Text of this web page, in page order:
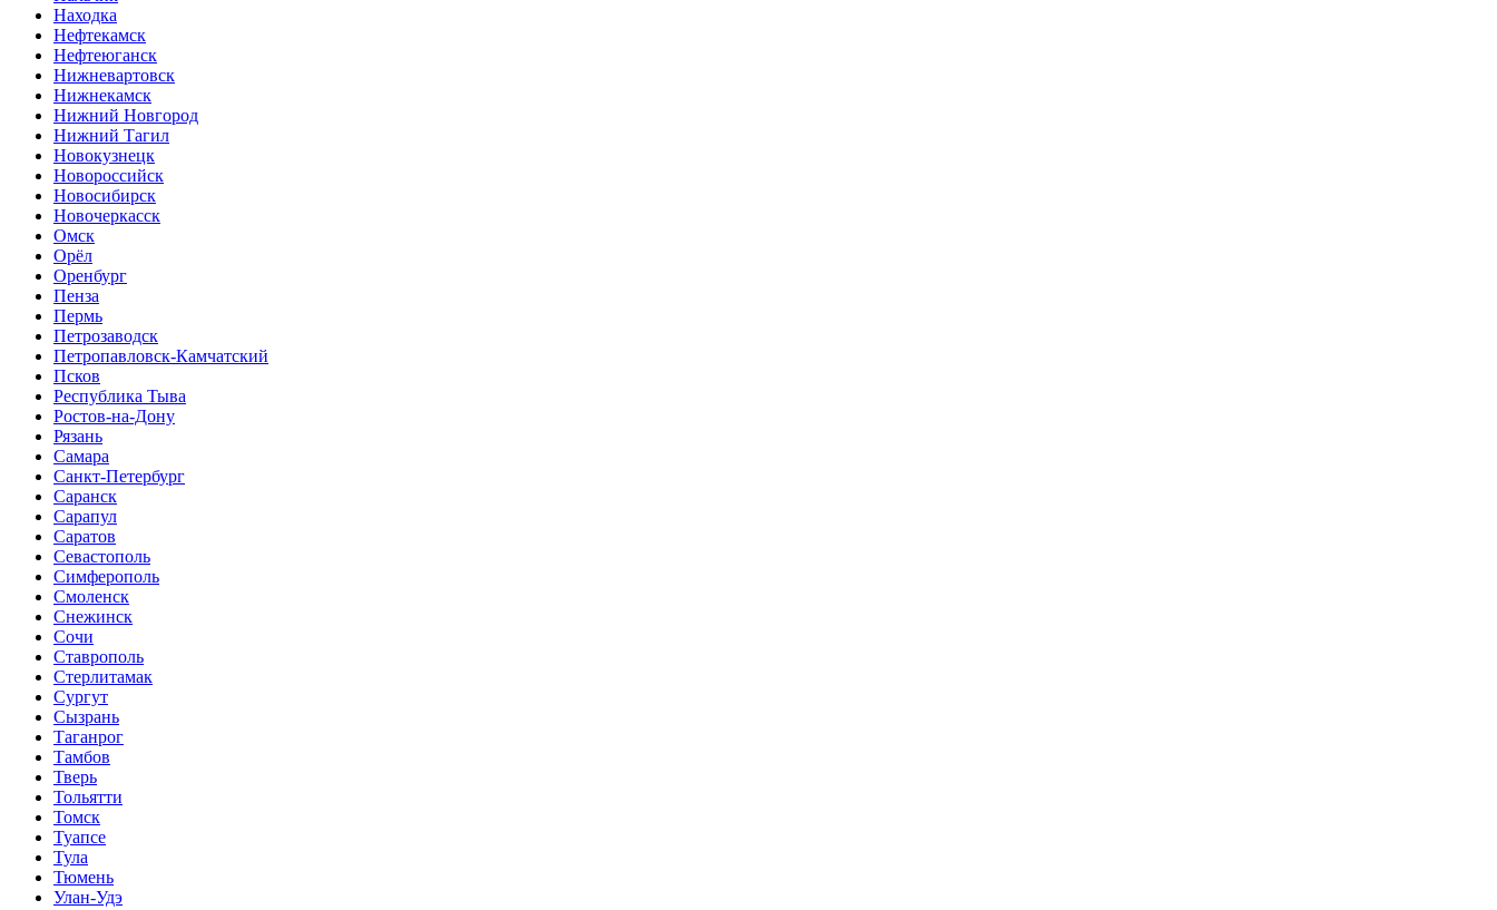
Находка
Нефтекамск
Нефтеюганск
Нижневартовск
Нижнекамск
Нижний Новгород
Нижний Тагил
Новокузнецк
Новороссийск
Новосибирск
Новочеркасск
Омск
Орёл
Оренбург
Пенза
Пермь
Петрозаводск
Петропавловск-Камчатский
Псков
Республика Тыва
Ростов-на-Дону
Рязань
Самара
Санкт-Петербург
Саранск
Сарапул
Саратов
Севастополь
Симферополь
Смоленск
Снежинск
Сочи
Ставрополь
Стерлитамак
Сургут
Сызрань
Таганрог
Тамбов
Тверь
Тольятти
Томск
Туапсе
Тула
Тюмень
Улан-Удэ